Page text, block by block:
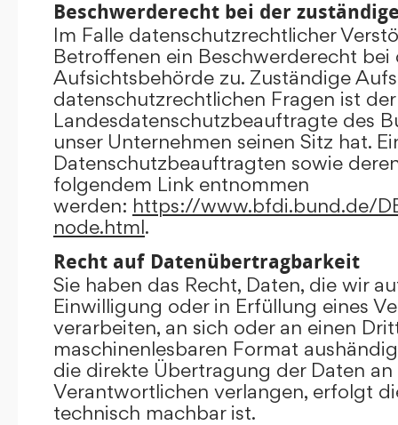
Beschwerderecht bei der
Im Falle datenschutzrechtlicher
Betroffenen ein Beschwerderecht bei
Aufsichtsbehörde zu. Zuständige
datenschutzrechtlichen Fragen ist der
Landesdatenschutzbeauftragte des
unser Unternehmen seinen Sitz hat.
Datenschutzbeauftragten sowie
folgendem Link entnommen
werden: https://www.bfdi.bund.de/
node.html.
Recht auf Datenübertragbarkeit
Sie haben das Recht, Daten, die wir
Einwilligung oder in Erfüllung eines
verarbeiten, an sich oder an einen
maschinenlesbaren Format
die direkte Übertragung der Daten
Verantwortlichen verlangen, erfolgt
technisch machbar ist.